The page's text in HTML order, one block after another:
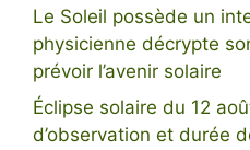
Le Soleil possède un
physicienne décrypte
prévoir l’avenir solaire
Éclipse solaire du 12
d’observation et durée